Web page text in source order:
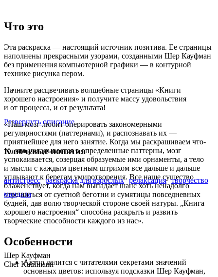
Что это
Эта раскраска — настоящий источник позитива. Ее страницы
наполнены прекрасными узорами, созданными Шер Кауфман
без применения компьютерной графики — в контурной
технике рисунка пером.
Начните расцвечивать волшебные страницы «Книги
хорошего настроения» и получите массу удовольствия
и от процесса, и от результата!
«Наш мозг любит оперировать закономерными
регулярностями (паттернами), и распознавать их —
приятнейшее для него занятие. Когда мы раскрашиваем что-
то, что укладывается в определенные паттерны, мозг
успокаивается, созерцая образуемые ими орнаменты, а тело
и мысли с каждым цветным штрихом все дальше и дальше
уплывают к берегам умиротворения. Все наше существо
блаженствует, когда нам выпадает шанс хоть ненадолго
отрешиться от суетной беготни и сумятицы повседневных
будней, дав волю творческой стороне своей натуры. „Книга
хорошего настроения“ способна раскрыть и развить
творческие способности каждого из нас».
Особенности
Автор делится с читателями секретами значений
основных цветов: используя подсказки Шер Кауфман,
Развернуть описание
Ключевые понятия
антистресс раскраска для взрослых релаксация творчество
мандала
Шер Кауфман
Cher Kaufmann